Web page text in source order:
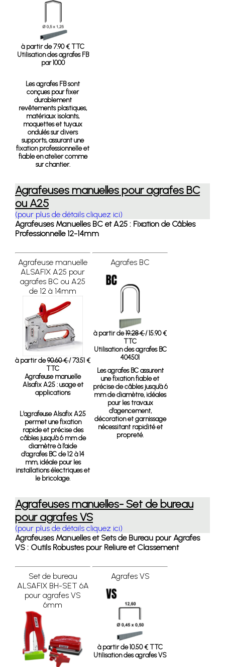
à partir de 7.90 € TTC
Utilisation des agrafes FB
par 1000
Les agrafes FB sont
conçues pour fixer
durablement
revêtements plastiques,
matériaux isolants,
moquettes et tuyaux
ondulés sur divers
supports, assurant une
fixation professionnelle et
fiable en atelier comme
sur chantier.
Agrafeuses manuelles pour agrafes BC
ou A25
(pour plus de détails cliquez ici)
Agrafeuses Manuelles BC et A25 : Fixation de Câbles
Professionnelle 12-14mm
Agrafeuse manuelle
ALSAFIX A25 pour
agrafes BC ou A25
de 12 à 14mm
à partir de90.60 €/ 73.51 €
TTC
Agrafeuse manuelle
Alsafix A25 : usage et
applications
L’agrafeuse Alsafix A25
permet une fixation
rapide et précise des
câbles jusqu’à 6 mm de
diamètre à l’aide
d’agrafes BC de 12 à 14
mm, idéale pour les
installations électriques et
le bricolage.
Agrafes BC
à partir de19.28 €/ 15.90 €
TTC
Utilisation des agrafes BC
404501
Les agrafes BC assurent
une fixation fiable et
précise de câbles jusqu’à 6
mm de diamètre, idéales
pour les travaux
d’agencement,
décoration et garnissage
nécessitant rapidité et
propreté.
Agrafeuses manuelles- Set de bureau
pour agrafes VS
(pour plus de détails cliquez ici)
Agrafeuses Manuelles et Sets de Bureau pour Agrafes
VS : Outils Robustes pour Reliure et Classement
Set de bureau
ALSAFIX BH-SET 6A
pour agrafes VS
6mm
Agrafes VS
à partir de 10.50 € TTC
Utilisation des agrafes VS